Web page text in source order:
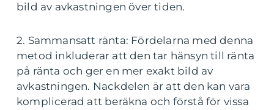
bild av avkastningen över tiden.
2. Sammansatt ränta: Fördelarna med denna
metod inkluderar att den tar hänsyn till ränta
på ränta och ger en mer exakt bild av
avkastningen. Nackdelen är att den kan vara
komplicerad att beräkna och förstå för vissa